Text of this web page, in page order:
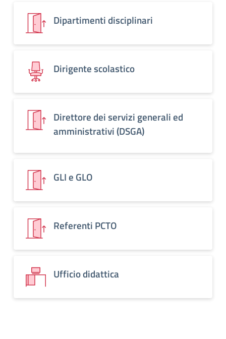
Dipartimenti disciplinari
Dirigente scolastico
Direttore dei servizi generali ed
amministrativi (DSGA)
GLI e GLO
Referenti PCTO
Ufficio didattica